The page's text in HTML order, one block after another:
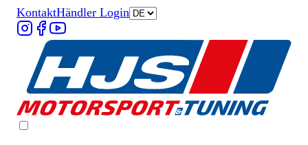
KontaktHändler Login